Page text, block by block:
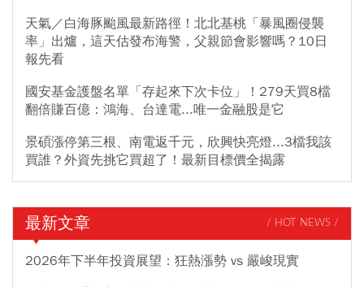
天氣／白海豚颱風最新路徑！北北基桃「暴風圈侵襲
率」出爐，這天估發布海警，父親節會影響嗎？10日
報先看
國安基金護盤名單「存起來下次卡位」！279天買8檔
翻倍賺百億：鴻海、台達電...唯一金融股是它
景碩漲停第三根、南電返千元，欣興快亮燈...3檔我該
買誰？外資先挑它買超了！最新目標價全揭露
最新文章 / HOT NEWS /
2026年下半年投資展望：狂熱漲勢 vs 嚴峻現實